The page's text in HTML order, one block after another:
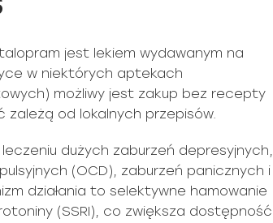
jest lekiem wydawanym na
w niektórych aptekach
możliwy jest zakup bez recepty
od lokalnych przepisów.
dużych zaburzeń depresyjnych,
(OCD), zaburzeń panicznych i
działania to selektywne hamowanie
(SSRI), co zwiększa dostępność